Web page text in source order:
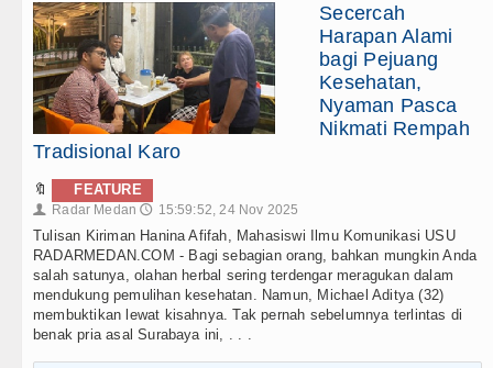
Secercah
Harapan Alami
bagi Pejuang
Kesehatan,
Nyaman Pasca
Nikmati Rempah
Tradisional Karo
🔖 FEATURE
👤 Radar Medan 🕔 15:59:52, 24 Nov 2025
Tulisan Kiriman Hanina Afifah, Mahasiswi Ilmu Komunikasi USU
RADARMEDAN.COM - Bagi sebagian orang, bahkan mungkin Anda
salah satunya, olahan herbal sering terdengar meragukan dalam
mendukung pemulihan kesehatan. Namun, Michael Aditya (32)
membuktikan lewat kisahnya. Tak pernah sebelumnya terlintas di
benak pria asal Surabaya ini, . . .